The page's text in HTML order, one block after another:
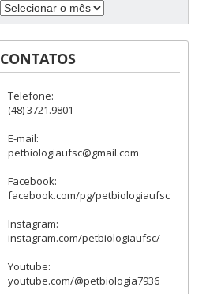
CONTATOS
Telefone:
(48) 3721.9801
E-mail:
petbiologiaufsc@gmail.com
Facebook:
facebook.com/pg/petbiologiaufsc
Instagram:
instagram.com/petbiologiaufsc/
Youtube:
youtube.com/@petbiologia7936